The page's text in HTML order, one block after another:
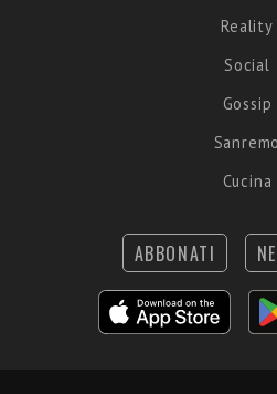
Reality
Social
Gossip
Sanremo
Cucina
ABBONATI